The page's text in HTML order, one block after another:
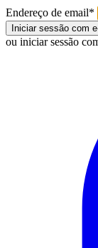
Endereço de email*
Iniciar sessão com
ou iniciar sessão